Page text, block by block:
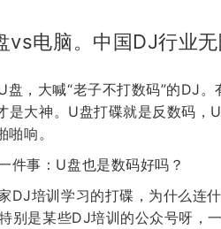
电脑。中国DJ行业无
盘，大喊“老子不打数码”的DJ
是大神。U盘打碟就是反数码，
响。
件事：U盘也是数码好吗？
DJ培训学习的打碟，为什么连
别是某些DJ培训的公众号呀，